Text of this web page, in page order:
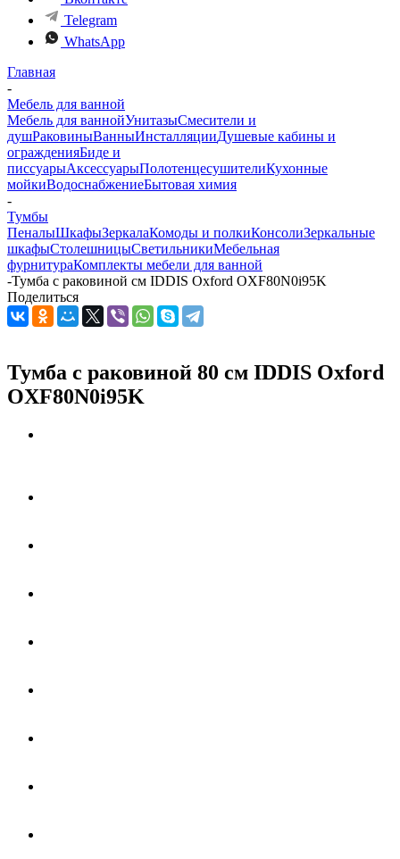
Telegram
WhatsApp
Главная
-
Мебель для ванной
Мебель для ваннойУнитазыСмесители и
душРаковиныВанныИнсталляцииДушевые кабины и
огражденияБиде и
писсуарыАксессуарыПолотенцесушителиКухонные
мойкиВодоснабжениеБытовая химия
-
Тумбы
ПеналыШкафыЗеркалаКомоды и полкиКонсолиЗеркальные
шкафыСтолешницыСветильникиМебельная
фурнитураКомплекты мебели для ванной
-Тумба с раковиной см IDDIS Oxford OXF80N0i95K
Поделиться
Тумба с раковиной 80 см IDDIS Oxford
OXF80N0i95K